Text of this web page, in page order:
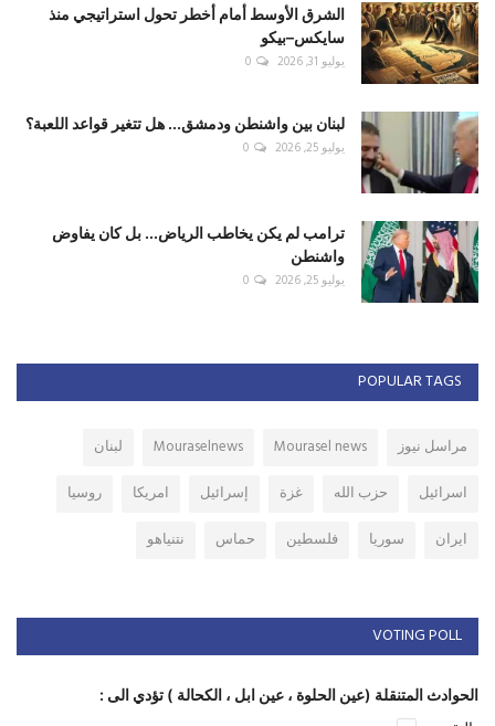
الشرق الأوسط أمام أخطر تحول استراتيجي منذ
سايكس–بيكو
يوليو 31, 2026 0
لبنان بين واشنطن ودمشق... هل تتغير قواعد اللعبة؟
يوليو 25, 2026 0
ترامب لم يكن يخاطب الرياض... بل كان يفاوض
واشنطن
يوليو 25, 2026 0
POPULAR TAGS
مراسل نيوز Mourasel news
Mouraselnews
لبنان
اسرائيل
حزب الله غزة إسرائيل امريكا
روسيا
ايران
سوريا فلسطين حماس نتنياهو
VOTING POLL
الحوادث المتنقلة (عين الحلوة ، عين ابل ، الكحالة ) تؤدي الى :